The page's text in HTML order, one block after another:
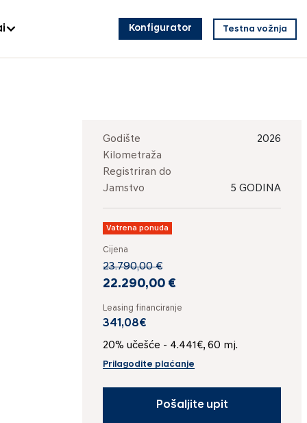
Konfigurator Testna vožnja
Godište
2026
Kilometraža
Registriran do
Jamstvo
5 GODINA
Vatrena ponuda
Cijena
23.790,00 €
22.290,00 €
Leasing financiranje
341,08€
20% učešće - 4.441€, 60 mj.
Prilagodite plaćanje
Pošaljite upit